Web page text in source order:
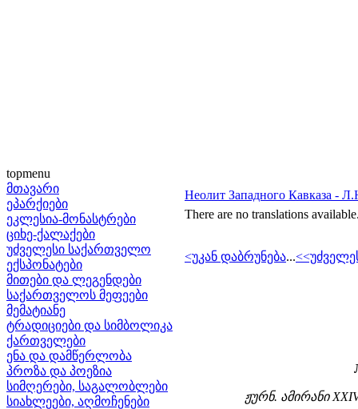
topmenu
მთავარი
ეპარქიები
ეკლესია-მონასტრები
ციხე-ქალაქები
უძველესი საქართველო
ექსპონატები
მითები და ლეგენდები
საქართველოს მეფეები
მემატიანე
ტრადიციები და სიმბოლიკა
ქართველები
ენა და დამწერლობა
პროზა და პოეზია
სიმღერები, საგალობლები
სიახლეები, აღმოჩენები
Неолит Западного Кавказа -
There are no translations
<უკან დაბრუნება...
ჟურნ. ამირანი